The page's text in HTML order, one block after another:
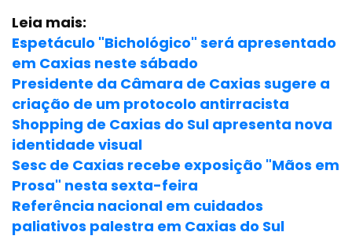
Leia mais:
Espetáculo "Bichológico" será apresentado
em Caxias neste sábado
Presidente da Câmara de Caxias sugere a
criação de um protocolo antirracista
Shopping de Caxias do Sul apresenta nova
identidade visual
Sesc de Caxias recebe exposição "Mãos em
Prosa" nesta sexta-feira
Referência nacional em cuidados
paliativos palestra em Caxias do Sul